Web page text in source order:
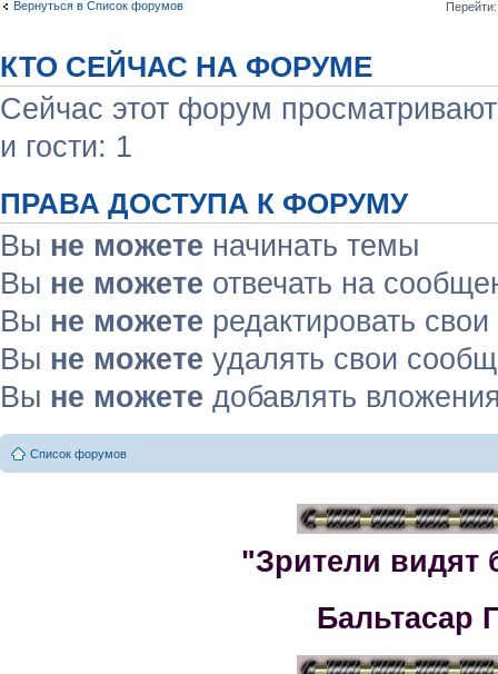
Вернуться в Список форумов Перейти:
КТО СЕЙЧАС НА ФОРУМЕ
Сейчас этот форум
и гости: 1
ПРАВА ДОСТУПА К ФОРУМУ
Вы не можете начинать темы
Вы не можете отвечать на
Вы не можете редактировать
Вы не можете удалять свои
Вы не можете добавлять
Список форумов
"Зрители видят
Бальтасар